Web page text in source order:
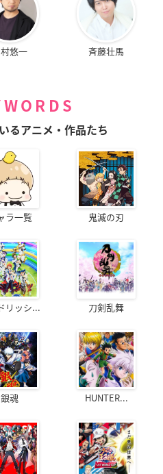
悠一 斉藤壮馬
るアニメ・作品たち
ラ一覧 鬼滅の刃
リッシ... 刀剣乱舞
銀魂 HUNTER...